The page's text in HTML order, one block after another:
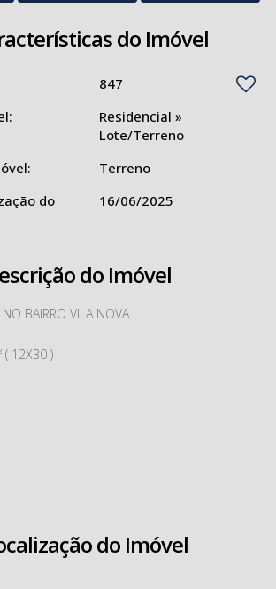
do Imóvel
847
Residencial »
Lote/Terreno
Terreno
do
16/06/2025
do Imóvel
BAIRRO VILA NOVA
( 12X30 )
do Imóvel